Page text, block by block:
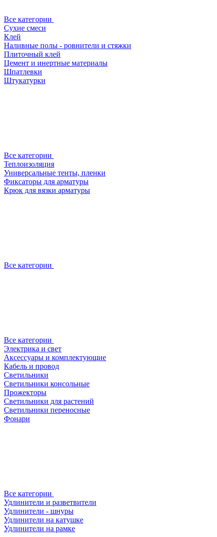
Все категории
Сухие смеси
Клей
Наливные полы - ровнители и стяжки
Плиточный клей
Цемент и инертные материалы
Шпатлевки
Штукатурки
Все категории
Теплоизоляция
Универсальные тенты, пленки
Фиксаторы для арматуры
Крюк для вязки арматуры
Все категории
Все категории
Электрика и свет
Аксессуары и комплектующие
Кабель и провод
Светильники
Светильники консольные
Прожекторы
Светильники для растений
Светильники переносные
Фонари
Все категории
Удлинители и разветвители
Удлинители - шнуры
Удлинители на катушке
Удлинители на рамке